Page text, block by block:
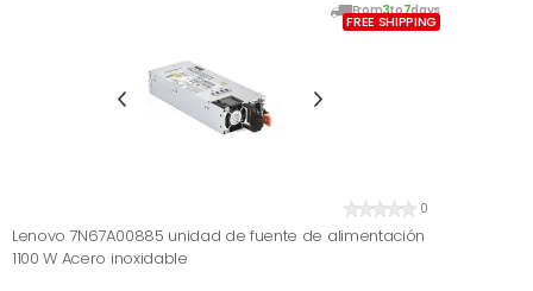
From3to7days
FREE SHIPPING
0
Lenovo 7N67A00885 unidad de fuente de alimentación
1100 W Acero inoxidable